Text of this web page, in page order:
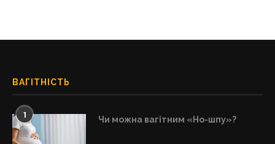
ВАГІТНІСТЬ
1 Чи можна вагітним «Но-шпу»?